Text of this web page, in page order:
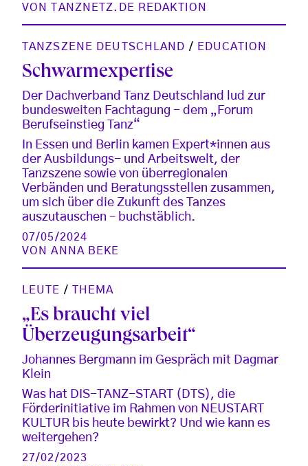
VON
TANZNETZ.DE REDAKTION
TANZSZENE DEUTSCHLAND / EDUCATION
Schwarmexpertise
Der Dachverband Tanz Deutschland lud zur
bundesweiten Fachtagung - dem „Forum
Berufseinstieg Tanz“
In Essen und Berlin kamen Expert*innen aus
der Ausbildungs- und Arbeitswelt, der
Tanzszene sowie von überregionalen
Verbänden und Beratungsstellen zusammen,
um sich über die Zukunft des Tanzes
auszutauschen – buchstäblich.
07/05/2024
VONANNA BEKE
LEUTE / THEMA
„Es braucht viel
Überzeugungsarbeit“
Johannes Bergmann im Gespräch mit Dagmar
Klein
Was hat DIS-TANZ-START (DTS), die
Förderinitiative im Rahmen von NEUSTART
KULTUR bis heute bewirkt? Und wie kann es
weitergehen?
27/02/2023